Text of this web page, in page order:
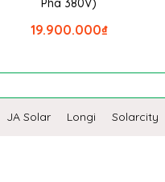
Pha 380V)
₫
19.900.000
JA Solar Longi Solarcity